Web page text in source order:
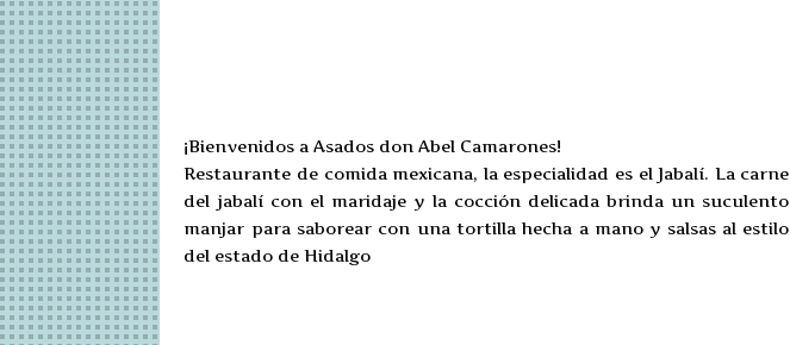
¡Bienvenidos aAsados don Abel Camarones!
Restaurante de comida mexicana, la especialidad es el Jabalí. La carne
del jabalí con el maridaje y la cocción delicada brinda un suculento
manjar para saborear con una tortilla hecha a mano y salsas al estilo
del estado de Hidalgo